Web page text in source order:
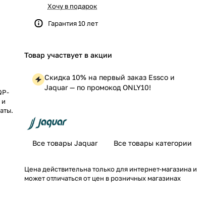
и
Хочу в подарок
Гарантия 10 лет
Товар участвует в акции
Скидка 10% на первый заказ Essco и
Jaquar — по промокод ONLY10!
Все товары Jaquar Все товары категории
Цена действительна только для интернет-магазина и
может отличаться от цен в розничных магазинах